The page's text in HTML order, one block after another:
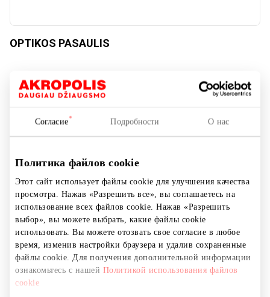
Согласие Подробности О нас
Политика файлов cookie
Этот сайт использует файлы cookie для улучшения качества
просмотра. Нажав «Разрешить все», вы соглашаетесь на
использование всех файлов cookie. Нажав «Разрешить
выбор», вы можете выбрать, какие файлы cookie
использовать. Вы можете отозвать свое согласие в любое
время, изменив настройки браузера и удалив сохраненные
файлы cookie. Для получения дополнительной информации
ознакомьтесь с нашей Политикой использования файлов
cookie
OPTIKOS PASAULIS
Услуги красоты и здоровья